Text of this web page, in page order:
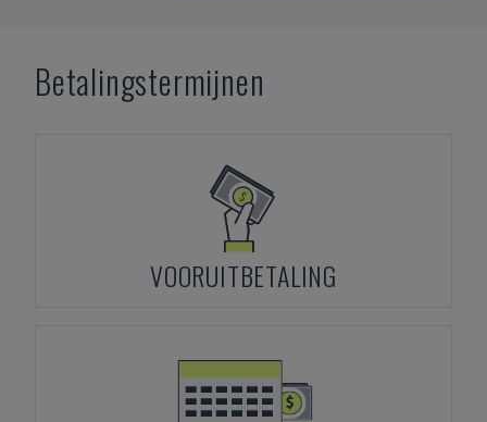
Betalingstermijnen
VOORUITBETALING